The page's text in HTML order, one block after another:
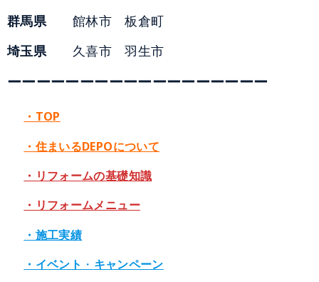
群馬県 館林市 板倉町
埼玉県 久喜市 羽生市
ーーーーーーーーーーーーーーーーーー
・TOP
・住まいるDEPOについて
・リフォームの基礎知識
・リフォームメニュー
・施工実績
・イベント ・ キャンペーン